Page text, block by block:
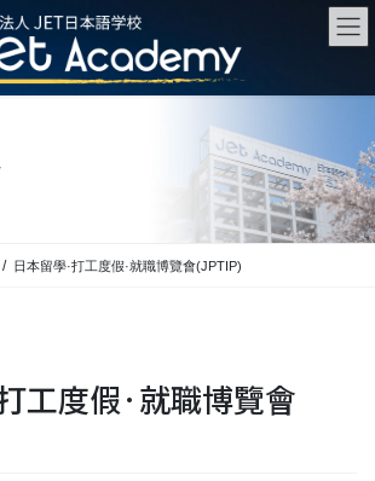
日本留學·打工度假·就職博覽會(JPTIP)
工度假·就職博覽會